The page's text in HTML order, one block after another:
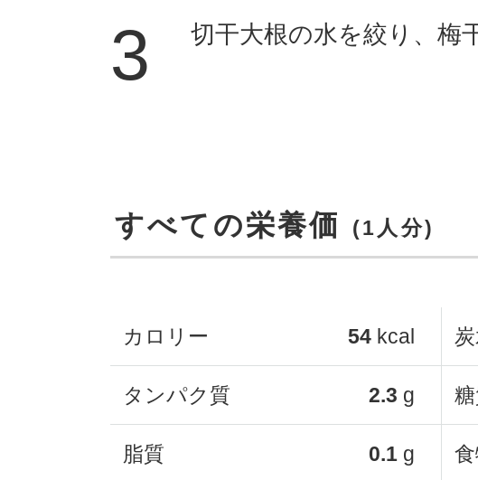
3 切干大根の水を絞り、梅
すべての栄養価 (1人分)
カロリー 54 kcal
タンパク質 2.3 g
脂質 0.1 g